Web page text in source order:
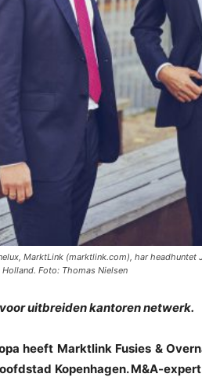
MarktLink (marktlink.com), har
Foto: Thomas Nielsen
uitbreiden kantoren netwerk.
heeft Marktlink Fusies &
Kopenhagen. M&A-